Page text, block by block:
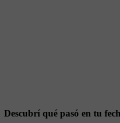
Descubrí qué pasó en tu